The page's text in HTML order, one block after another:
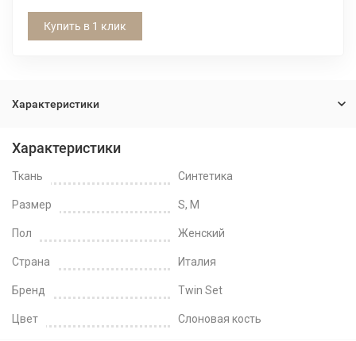
Купить в 1 клик
Характеристики
Характеристики
Ткань Синтетика
Размер S, M
Пол Женский
Страна Италия
Бренд Twin Set
Цвет Слоновая кость